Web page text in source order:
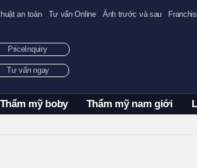
an toàn Tư vấn Online Ảnh trước và sau
Thẩm mỹ boby Thẩm mỹ nam giới
vấn ngay